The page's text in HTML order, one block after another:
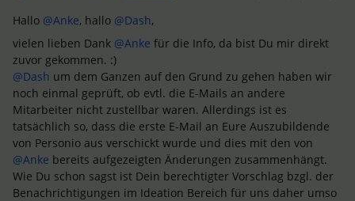
Hallo @Anke, hallo @Dash,
vielen lieben Dank @Anke für die Info, da bist Du mir direkt
zuvor gekommen. :)
@Dash um dem Ganzen auf den Grund zu gehen haben wir
noch einmal geprüft, ob evtl. die E-Mails an andere
Mitarbeiter nicht zustellbar waren. Allerdings ist es
tatsächlich so, dass die erste E-Mail an Eure Auszubildende
von Personio aus verschickt wurde und dies mit den von
@Anke bereits aufgezeigten Änderungen zusammenhängt.
Wie Du schon sagst ist Dein berechtigter Vorschlag bzgl. der
Benachrichtigungen im Ideation Bereich für uns daher umso